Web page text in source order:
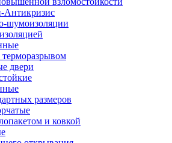
Антикризис
шумоизоляции
двери
размеров
и ковкой